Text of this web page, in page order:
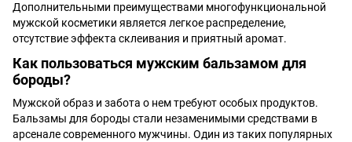
Дополнительными преимуществами многофункциональной
мужской косметики является легкое распределение,
отсутствие эффекта склеивания и приятный аромат.
Как пользоваться мужским бальзамом для
бороды?
Мужской образ и забота о нем требуют особых продуктов.
Бальзамы для бороды стали незаменимыми средствами в
арсенале современного мужчины. Один из таких популярных